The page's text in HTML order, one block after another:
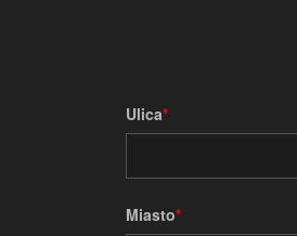
Ulica
Miasto